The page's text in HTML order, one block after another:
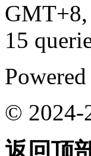
15
© 2024-